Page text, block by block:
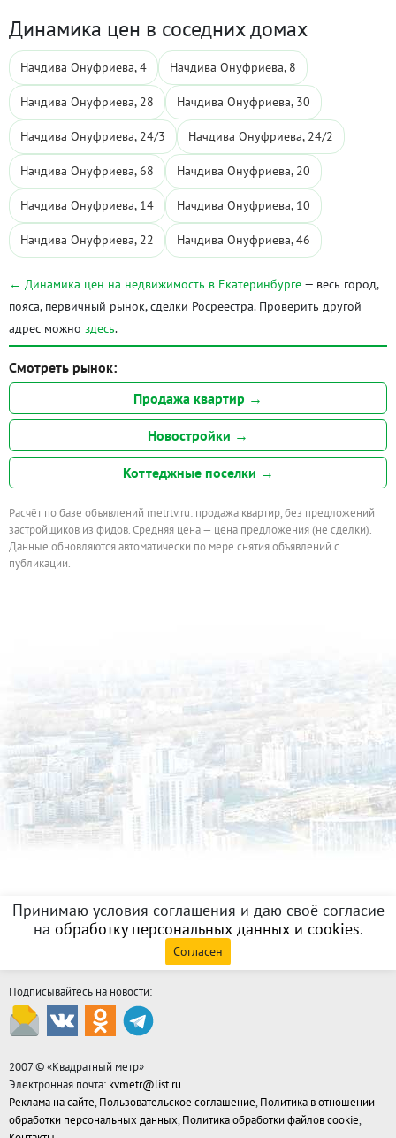
Динамика цен в соседних домах
Начдива Онуфриева, 4 Начдива Онуфриева, 8
Начдива Онуфриева, 28 Начдива Онуфриева, 30
Начдива Онуфриева, 24/3 Начдива Онуфриева, 24/2
Начдива Онуфриева, 68 Начдива Онуфриева, 20
Начдива Онуфриева, 14 Начдива Онуфриева, 10
Начдива Онуфриева, 22 Начдива Онуфриева, 46
← Динамика цен на недвижимость в Екатеринбурге — весь город,
пояса, первичный рынок, сделки Росреестра. Проверить другой
адрес можно здесь.
Смотреть рынок:
Продажа квартир →
Новостройки →
Коттеджные поселки →
Расчёт по базе объявлений metrtv.ru: продажа квартир, без предложений
застройщиков из фидов. Средняя цена — цена предложения (не сделки).
Данные обновляются автоматически по мере снятия объявлений с
публикации.
Принимаю условия соглашения и даю своё согласие
на обработку персональных данных и cookies.
Согласен
Подписывайтесь на новости:
2007 © «Квадратный метр»
Электронная почта: kvmetr@list.ru
Реклама на сайте, Пользовательское соглашение, Политика в отношении
обработки персональных данных, Политика обработки файлов cookie,